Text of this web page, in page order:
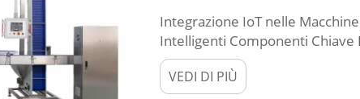
Integrazione IoT nelle
Intelligenti Componenti
Odierne Le attrezzature
Industrial IoT che trasformano
VEDI DI PIÙ